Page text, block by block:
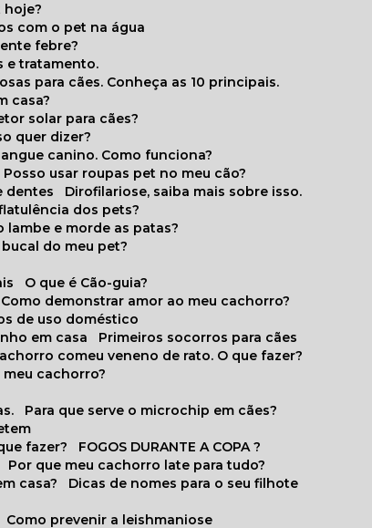
hoje?
com o pet na água
febre?
e tratamento.
para cães. Conheça as 10 principais.
casa?
solar para cães?
quer dizer?
canino. Como funciona?
Posso usar roupas pet no meu cão?
dentes
Dirofilariose, saiba mais sobre isso.
dos pets?
lambe e morde as patas?
do meu pet?
O que é Cão-guia?
Como demonstrar amor ao meu cachorro?
de uso doméstico
em casa
Primeiros socorros para cães
cachorro comeu veneno de rato. O que fazer?
meu cachorro?
Para que serve o microchip em cães?
fazer?
FOGOS DURANTE A COPA ?
Por que meu cachorro late para tudo?
casa?
Dicas de nomes para o seu filhote
Como prevenir a leishmaniose